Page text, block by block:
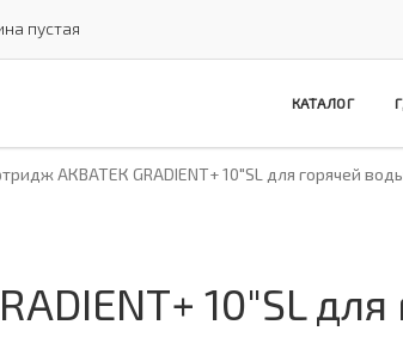
пустая
КАТАЛОГ
АКВАТЕК GRADIENT+ 10"SL для горячей
10"SL для